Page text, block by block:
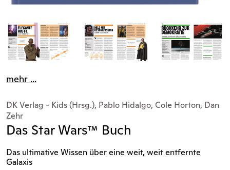
mehr ...
DK Verlag - Kids (Hrsg.), Pablo Hidalgo, Cole Horton, Dan
Zehr
Das Star Wars™ Buch
Das ultimative Wissen über eine weit, weit entfernte
Galaxis